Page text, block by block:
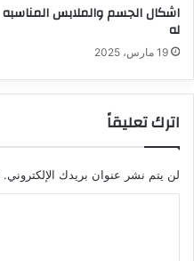
اشكال الجسم والملابس المناسبه
له
19 مارس، 2025
اترك تعليقاً
لن يتم نشر عنوان بريدك الإلكتروني.